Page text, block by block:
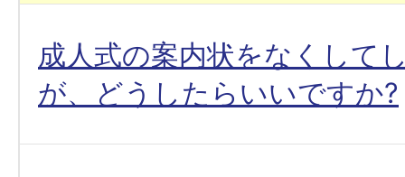
成人式の案内状をなくして
が、どうしたらいいですか?